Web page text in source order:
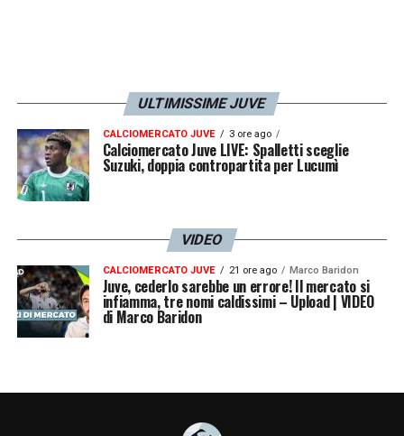
– Inserimento con i giri giusti
del motore e colpo di testa che rompe il
ghiaccio.
Locatelli 6
– Dà equilibrio in mezzo.
Rabiot 6
– Positivo nel contenimento. Dà
poco supporto, però, alla manovra offensiva
Kulusevski 5.5– Intelligente nel creare i
presupposti per il gol di McKennie. Ma è
ULTIMISSIME JUVE
CALCIOMERCATO JUVE 3 ore ago
Calciomercato Juve LIVE: Spalletti sceglie
Suzuki, doppia contropartita per Lucumì
VIDEO
CALCIOMERCATO JUVE 21 ore ago Marco Baridon
Juve, cederlo sarebbe un errore! Il mercato si
infiamma, tre nomi caldissimi – Upload | VIDEO
di Marco Baridon